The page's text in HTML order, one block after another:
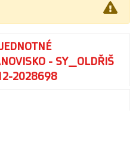
- SY_OLDŘIŠ
2028698